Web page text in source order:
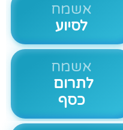
אשמח
לסיוע
אשמח
לתרום
כסף